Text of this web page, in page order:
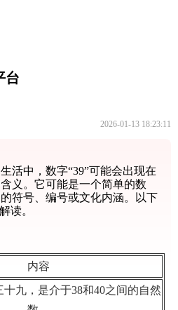
台
2026-01-13 18:23:11
活中，数字“39”可能会出现在
义。它可能是一个简单的数
符号、编号或文化内涵。以下
读。
内容
十九，是介于38和40之间的自然